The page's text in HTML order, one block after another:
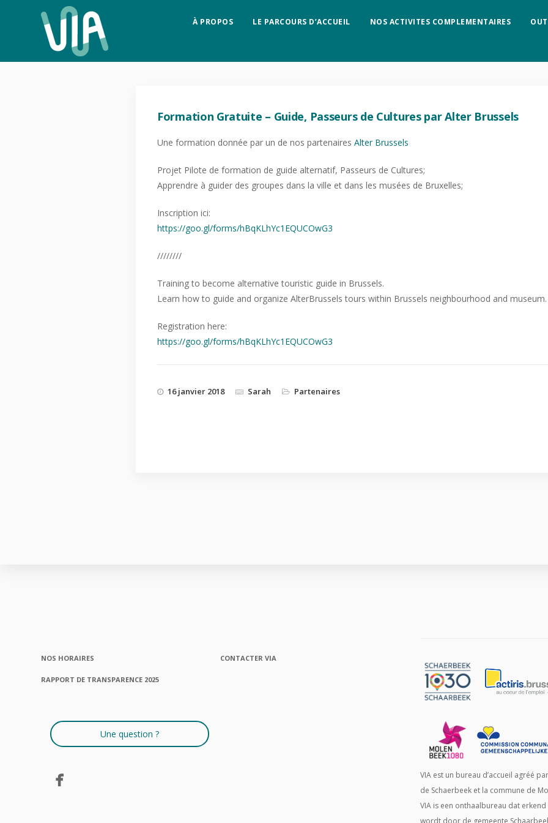
À PROPOS LE PARCOURS D’ACCUEIL NOS ACTIVITES COMPLEMENTAIRES
Formation Gratuite – Guide, Passeurs de Cultures par Alter Brussels
Une formation donnée par un de nos partenaires Alter Brussels
Projet Pilote de formation de guide alternatif, Passeurs de Cultures;
Apprendre à guider des groupes dans la ville et dans les musées de Bruxelles;
Inscription ici:
https://goo.gl/forms/hBqKLhYc1EQUCOwG3
////////
Training to become alternative touristic guide in Brussels.
Learn how to guide and organize AlterBrussels tours within Brussels neighbourhood and museum.
Registration here:
https://goo.gl/forms/hBqKLhYc1EQUCOwG3
16 janvier 2018 Sarah Partenaires
NOS HORAIRES CONTACTER VIA
RAPPORT DE TRANSPARENCE 2025
Une question ?
VIA est un bureau d’accueil agréé
de Schaerbeek et la commune de
VIA is een onthaalbureau dat
wordt door de gemeente